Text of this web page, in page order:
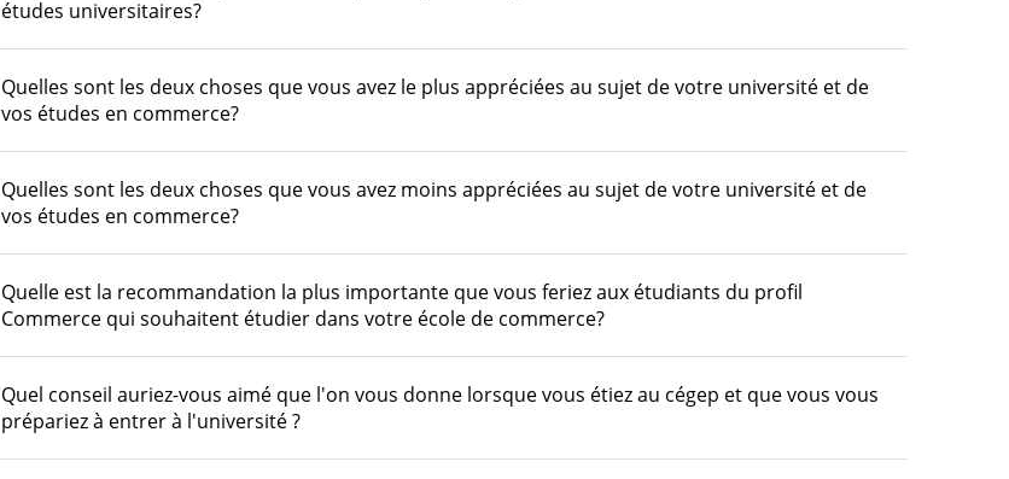
études universitaires?
Quelles sont les deux choses que vous avez le plus appréciées au sujet de votre université et de
vos études en commerce?
Quelles sont les deux choses que vous avez moins appréciées au sujet de votre université et de
vos études en commerce?
Quelle est la recommandation la plus importante que vous feriez aux étudiants du profil
Commerce qui souhaitent étudier dans votre école de commerce?
Quel conseil auriez-vous aimé que l'on vous donne lorsque vous étiez au cégep et que vous vous
prépariez à entrer à l'université ?
Diplômé·es et visiteur·euses